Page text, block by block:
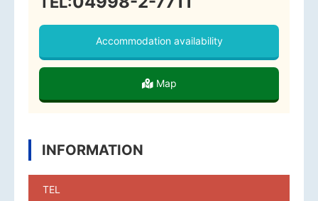
Accommodation availability
Map
INFORMATION
TEL